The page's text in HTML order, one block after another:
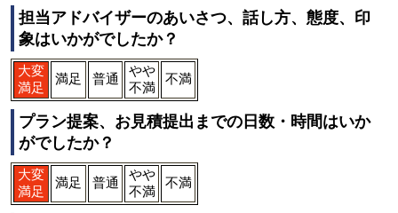
担当アドバイザーのあいさつ、話し方、態度、印
象はいかがでしたか？
大変
満足
満足 普通
やや
不満
不満
プラン提案、お見積提出までの日数・時間はいか
がでしたか？
大変
満足
満足 普通
やや
不満
不満